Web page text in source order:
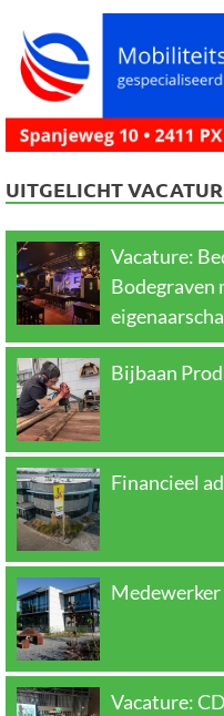
UITGELICHT
Vacature:
Bodegraven
Bijbaan
Financieel
Vacature: